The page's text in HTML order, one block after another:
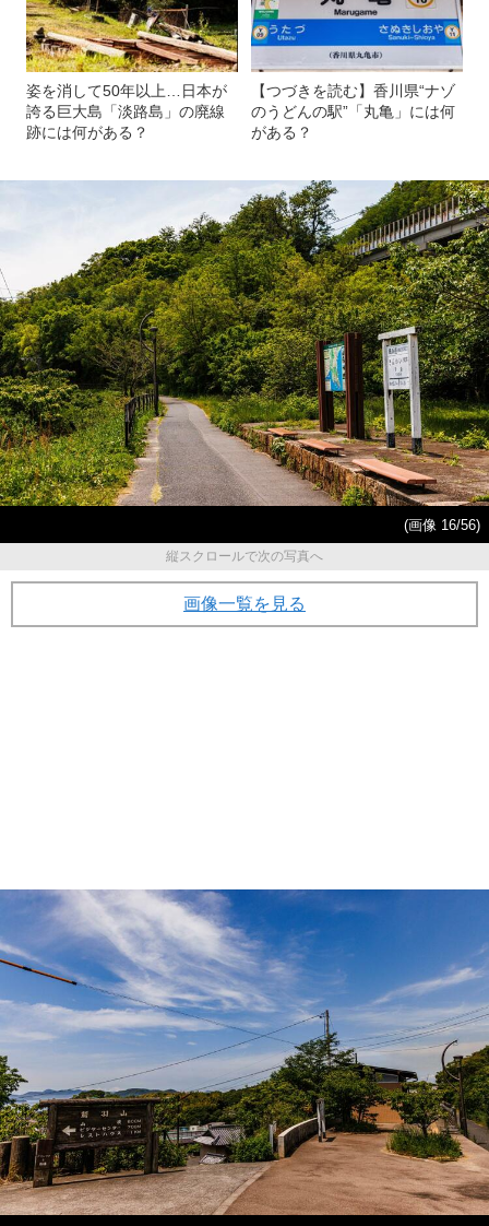
姿を消して50年以上…日本が
誇る巨大島「淡路島」の廃線
跡には何がある？
【つづきを読む】香川県“ナゾ
のうどんの駅”「丸亀」には何
がある？
(画像 16/56)
縦スクロールで次の写真へ
画像一覧を見る